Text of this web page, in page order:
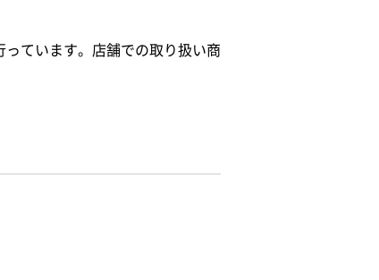
ています。店舗での取り扱い商